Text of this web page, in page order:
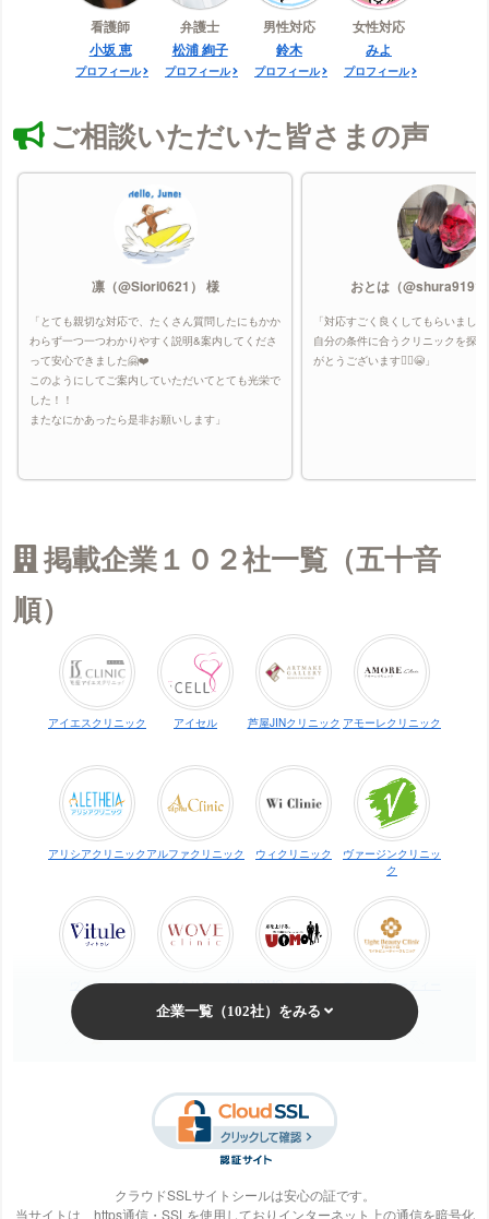
看護師
小坂 恵
プロフィール
弁護士
松浦 絢子
プロフィール
男性対応
鈴木
プロフィール
女性対応
みよ
プロフィール
ご相談いただいた皆さまの声
凛（@Siori0621） 様
「とても親切な対応で、たくさん質問したにもかか
わらず一つ一つわかりやすく説明&案内してくださ
って安心できました🤗❤️
このようにしてご案内していただいてとても光栄で
した！！
またなにかあったら是非お願いします」
おとは（
「対応すごく良くしてもらいまし
自分の条件に合うクリニックを探
がとうございます🙇‍♀️😭」
掲載企業１０２社一覧（五十音
順）
アイエスクリニック アイセル 芦屋JINクリニック アモーレクリニック
アリシアクリニック アルファクリニック ウィクリニック
ヴァージンクリニッ
ク
ヴィトゥレ
ウォブクリニック中
目黒
UOMO（ウオモ） エイトビューティー
クリニック
エステ・タイム エステティックTBC
クラウドSSLサイトシールは安心の証です。
当サイトは、https通信・SSLを使用しておりインターネット上の通信を暗号化